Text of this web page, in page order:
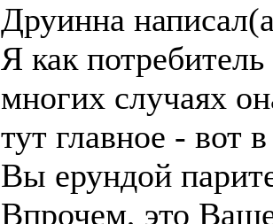
Друинна
Я как
многих случаях
тут главное - вот
Вы ерундой
Впрочем, это